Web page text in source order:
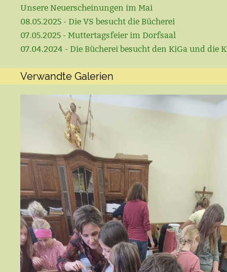
Unsere Neuerscheinungen im Mai
08.05.2025 - Die VS besucht die Bücherei
07.05.2025 - Muttertagsfeier im Dorfsaal
07.04.2024 - Die Bücherei besucht den KiGa und die
Verwandte Galerien